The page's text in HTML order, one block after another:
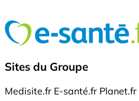
Sites du Groupe
Medisite.fr E-santé.fr Planet.fr